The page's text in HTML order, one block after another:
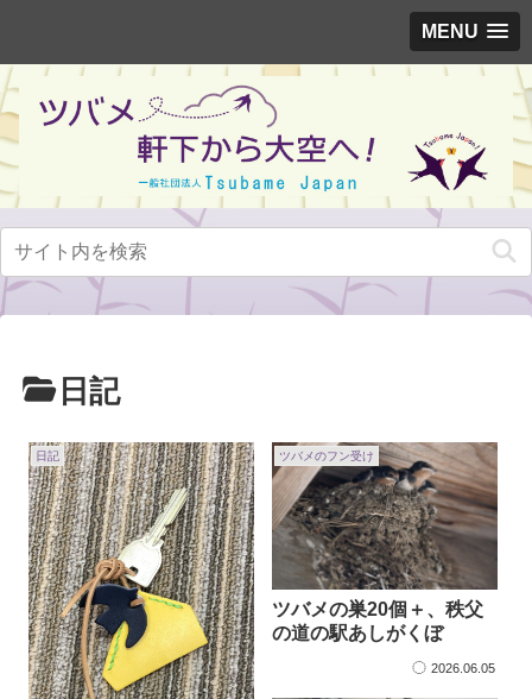
MENU
日記
日記 ツバメのフン受け
ツバメの巣20個＋、秩父
の道の駅あしがくぼ
2026.06.05